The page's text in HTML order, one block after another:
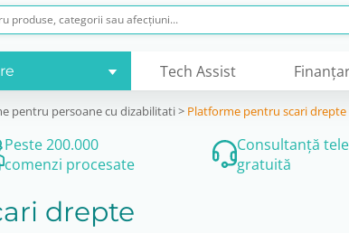
Tech Assist
pentru persoane cu dizabilitati> Platforme pentru scari drepte
Peste 200.000
comenzi procesate
Consultanță
gratuită
drepte